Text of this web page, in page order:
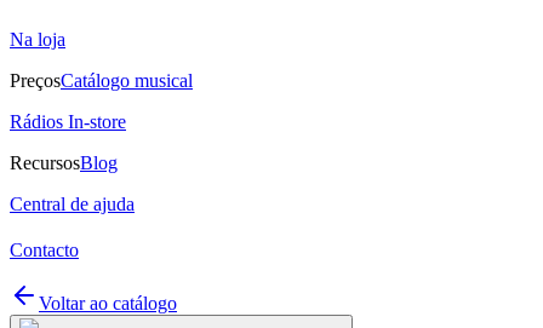
Na loja
PreçosCatálogo musical
Rádios In-store
RecursosBlog
Central de ajuda
Contacto
Voltar ao catálogo